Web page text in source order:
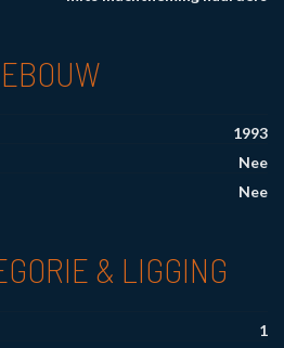
1993
Nee
Nee
& LIGGING
1